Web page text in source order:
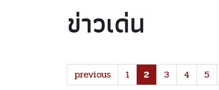
ข่าวเด่น
previous 1 2 3 4 5